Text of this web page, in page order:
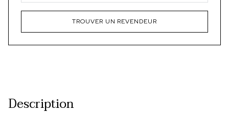
TROUVER UN REVENDEUR
Description